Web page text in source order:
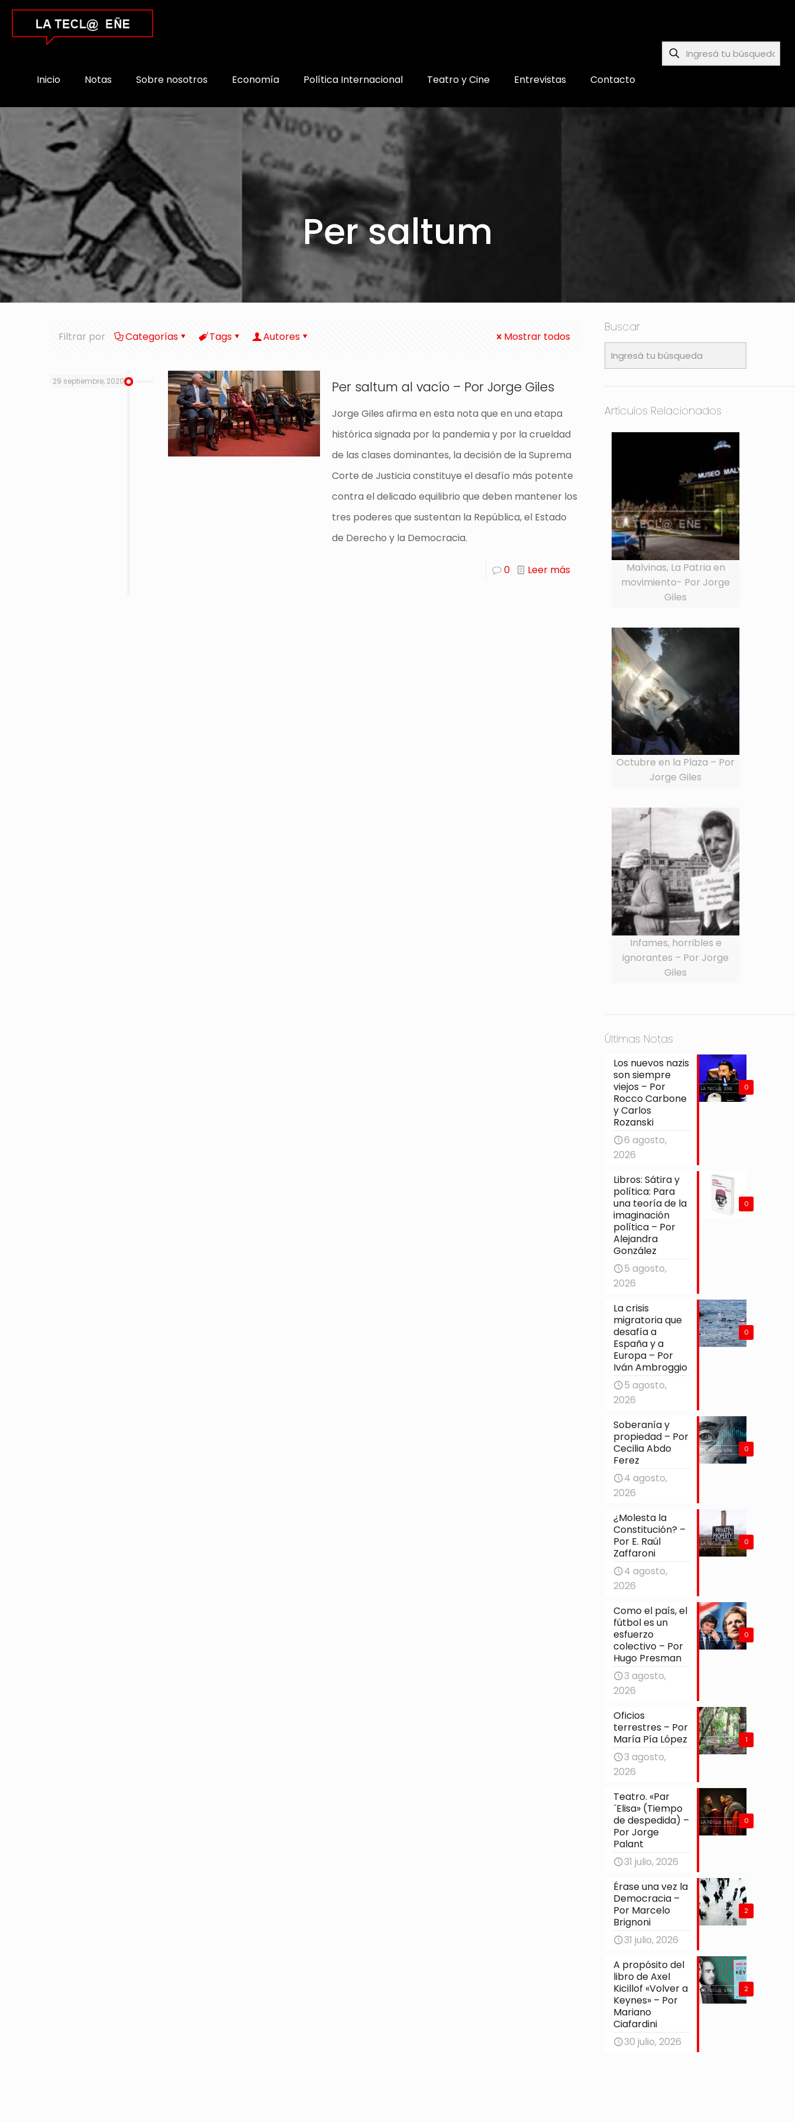
Inicio Notas Sobre nosotros Economía Política Internacional Teatro y Cine Entrevistas Contacto
Per saltum
Filtrar por Categorías Tags Autores Mostrar todos
29 septiembre, 2020 Per saltum al vacío – Por Jorge Giles
Jorge Giles afirma en esta nota que en una etapa
histórica signada por la pandemia y por la crueldad
de las clases dominantes, la decisión de la Suprema
Corte de Justicia constituye el desafío más potente
contra el delicado equilibrio que deben mantener los
tres poderes que sustentan la República, el Estado
de Derecho y la Democracia.
0 Leer más
Buscar
Artículos Relacionados
Malvinas, La Patria en
movimiento- Por Jorge
Giles
Octubre en la Plaza – Por
Jorge Giles
Infames, horribles e
ignorantes – Por Jorge
Giles
Últimas Notas
0
Los nuevos nazis
son siempre
viejos – Por
Rocco Carbone
y Carlos
Rozanski
6 agosto,
2026
0
Libros: Sátira y
política: Para
una teoría de la
imaginación
política – Por
Alejandra
González
5 agosto,
2026
0
La crisis
migratoria que
desafía a
España y a
Europa – Por
Iván Ambroggio
5 agosto,
2026
0
Soberanía y
propiedad – Por
Cecilia Abdo
Ferez
4 agosto,
2026
0
¿Molesta la
Constitución? –
Por E. Raúl
Zaffaroni
4 agosto,
2026
0
Como el país, el
fútbol es un
esfuerzo
colectivo – Por
Hugo Presman
3 agosto,
2026
1
Oficios
terrestres – Por
María Pía López
3 agosto,
2026
0
Teatro. «Par
´Elisa» (Tiempo
de despedida) –
Por Jorge
Palant
31 julio, 2026
2
Érase una vez la
Democracia –
Por Marcelo
Brignoni
31 julio, 2026
2
A propósito del
libro de Axel
Kicillof «Volver a
Keynes» – Por
Mariano
Ciafardini
30 julio, 2026